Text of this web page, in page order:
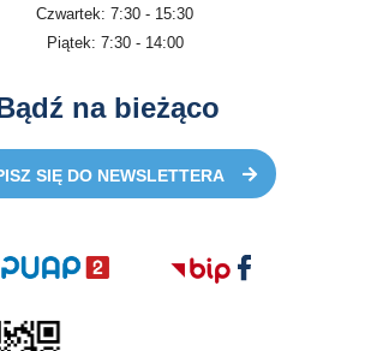
Czwartek: 7:30 - 15:30
Piątek: 7:30 - 14:00
na bieżąco
SIĘ DO NEWSLETTERA